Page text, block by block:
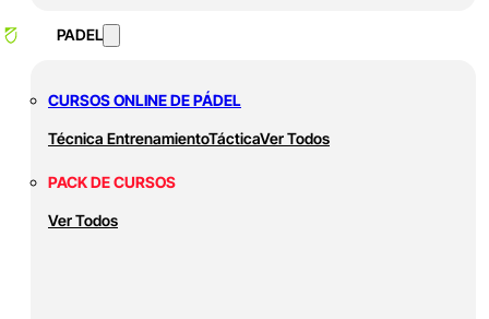
PADEL
CURSOS ONLINE DE PÁDEL
Técnica EntrenamientoTácticaVer Todos
PACK DE CURSOS
Ver Todos